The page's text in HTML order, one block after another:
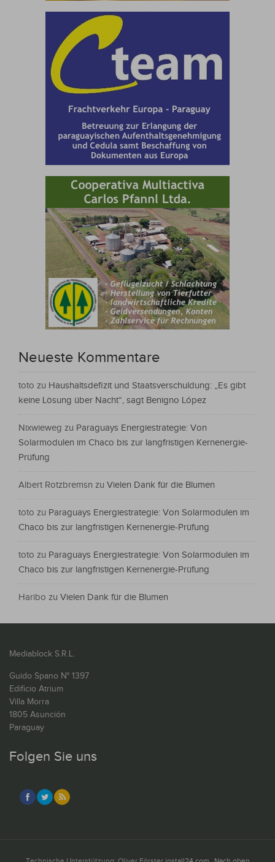
Neueste Kommentare
toto zu Haushaltsdefizit und Staatsverschuldung: „Es gibt
keine Lösung über Nacht“, sagt Benigno López
Nixwieweg zu Paraguays Energiestrategie: Von
Solarmodulen im Chaco bis zur langfristigen Kernenergie-
Prüfung
Albert Rotzbremsn zu Vielen Dank für die Blumen
toto zu Paraguays Energiestrategie: Von Solarmodulen im
Chaco bis zur langfristigen Kernenergie-Prüfung
toto zu Paraguays Energiestrategie: Von Solarmodulen im
Chaco bis zur langfristigen Kernenergie-Prüfung
Haribo zu Vielen Dank für die Blumen
Mediablock S.R.L.
Guido Spano N° 1397
Edificio Atrium
Villa Morra
1805 Asunción
Paraguay
Folgen Sie uns